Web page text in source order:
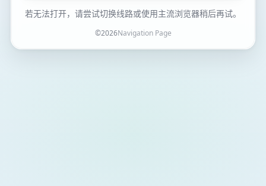
若无法打开，请尝试切换线路或使用主流浏览器稍后再试。
©2026Navigation Page